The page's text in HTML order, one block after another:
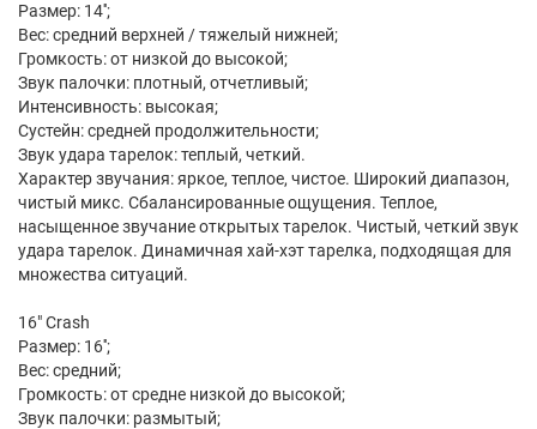
Размер: 14'';
Вес: средний верхней / тяжелый нижней;
Громкость: от низкой до высокой;
Звук палочки: плотный, отчетливый;
Интенсивность: высокая;
Сустейн: средней продолжительности;
Звук удара тарелок: теплый, четкий.
Характер звучания: яркое, теплое, чистое. Широкий диапазон,
чистый микс. Сбалансированные ощущения. Теплое,
насыщенное звучание открытых тарелок. Чистый, четкий звук
удара тарелок. Динамичная хай-хэт тарелка, подходящая для
множества ситуаций.
16" Crash
Размер: 16'';
Вес: средний;
Громкость: от средне низкой до высокой;
Звук палочки: размытый;